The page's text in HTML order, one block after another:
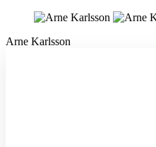
Arne Karlsson